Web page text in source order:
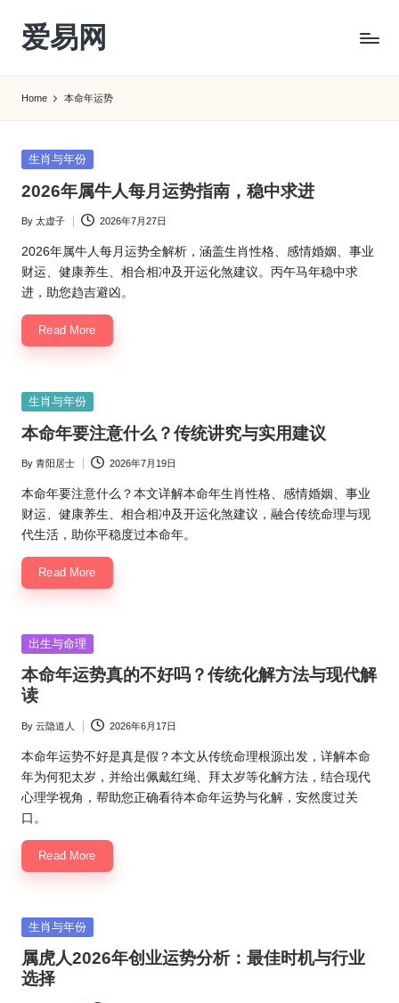
Skip
content
爱易网
转
农
历
历
查
询
_2ebc.com
Home 本命年运势
Posted
生肖与年份
2026年属牛人每月运势指南，稳中求进
Posted
by
By 太虚子 2026年7月27日
2026年属牛人每月运势全解析，涵盖生肖性格、感情婚姻、事业
财运、健康养生、相合相冲及开运化煞建议。丙午马年稳中求
进，助您趋吉避凶。
Read More
Posted
生肖与年份
本命年要注意什么？传统讲究与实用建议
Posted
by
By 青阳居士 2026年7月19日
本命年要注意什么？本文详解本命年生肖性格、感情婚姻、事业
财运、健康养生、相合相冲及开运化煞建议，融合传统命理与现
代生活，助你平稳度过本命年。
Read More
Posted
in
出生与命理
本命年运势真的不好吗？传统化解方法与现代解
读
Posted
by
By 云隐道人 2026年6月17日
本命年运势不好是真是假？本文从传统命理根源出发，详解本命
年为何犯太岁，并给出佩戴红绳、拜太岁等化解方法，结合现代
心理学视角，帮助您正确看待本命年运势与化解，安然度过关
口。
Read More
Posted
生肖与年份
属虎人2026年创业运势分析：最佳时机与行业
选择